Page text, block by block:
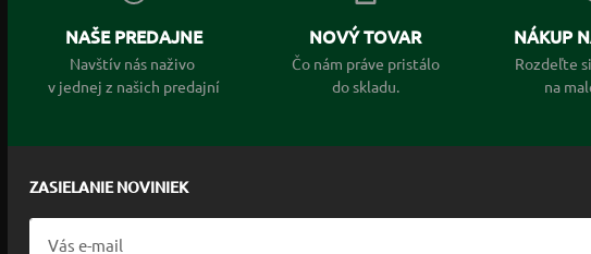
NAŠE PREDAJNE
Navštív nás naživo
v jednej z našich predajní
NOVÝ TOVAR
Čo nám práve pristálo
do skladu.
NÁKUP
Rozdeľte
na
ZASIELANIE NOVINIEK